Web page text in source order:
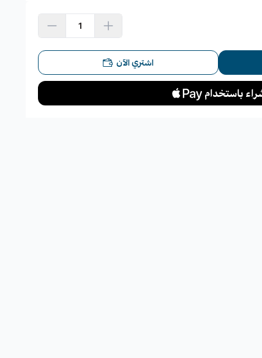
اشتري الآن